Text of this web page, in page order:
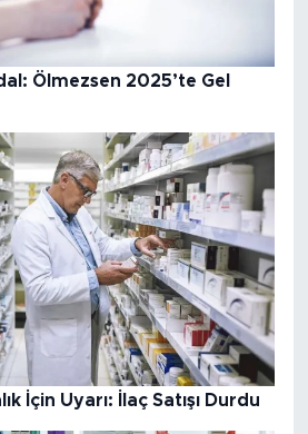
Ölmezsen 2025’te Gel
İçin Uyarı: İlaç Satışı Durdu